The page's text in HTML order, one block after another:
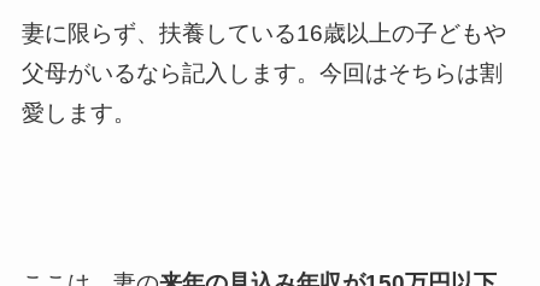
妻に限らず、扶養している16歳以上の子どもや
父母がいるなら記入します。今回はそちらは割
愛します。